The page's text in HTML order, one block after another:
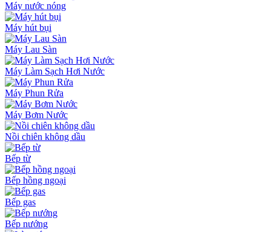
Máy nước nóng
Máy hút bụi
Máy Lau Sàn
Máy Làm Sạch Hơi Nước
Máy Phun Rửa
Máy Bơm Nước
Nồi chiên không dầu
Bếp từ
Bếp hồng ngoại
Bếp gas
Bếp nướng